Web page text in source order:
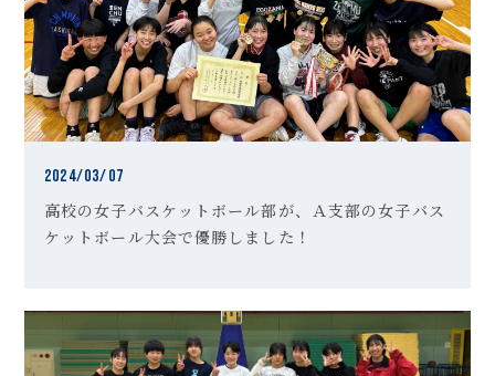
2024/03/07
高校の女子バスケットボール部が、Ａ支部の女子バス
ケットボール大会で優勝しました！